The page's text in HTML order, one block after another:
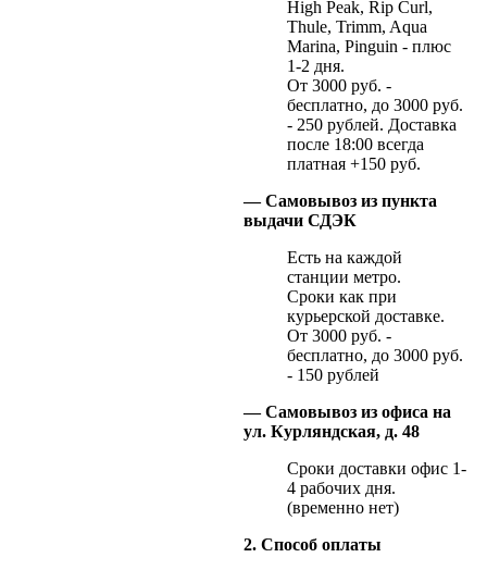
High Peak, Rip Curl,
Thule, Trimm, Aqua
Marina, Pinguin - плюс
1-2 дня.
От 3000 руб. -
бесплатно, до 3000 руб.
- 250 рублей. Доставка
после 18:00 всегда
платная +150 руб.
— Самовывоз из пункта
выдачи СДЭК
Есть на каждой
станции метро.
Сроки как при
курьерской доставке.
От 3000 руб. -
бесплатно, до 3000 руб.
- 150 рублей
— Самовывоз из офиса на
ул. Курляндская, д. 48
Сроки доставки офис 1-
4 рабочих дня.
(временно нет)
2. Способ оплаты